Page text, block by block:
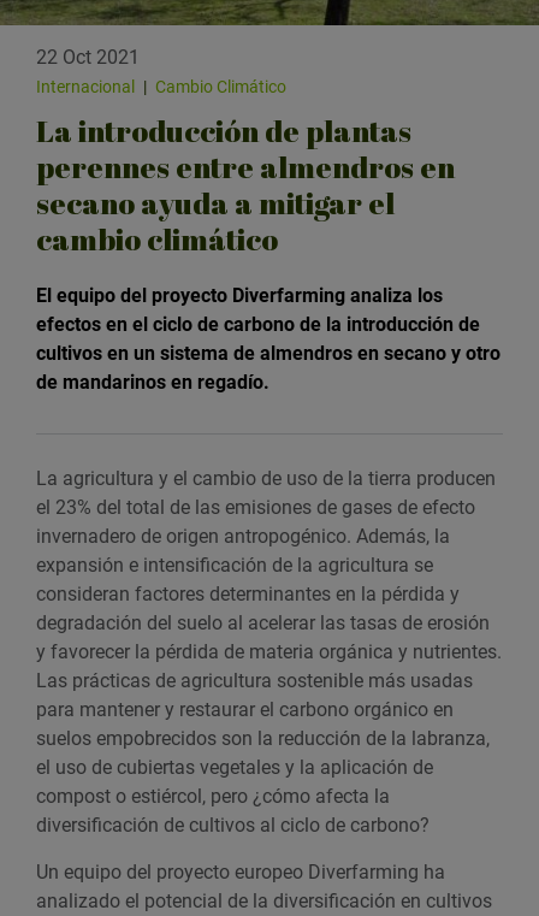
22 Oct 2021
Internacional | Cambio Climático
La introducción de plantas
perennes entre almendros en
secano ayuda a mitigar el
cambio climático
El equipo del proyecto Diverfarming analiza los
efectos en el ciclo de carbono de la introducción de
cultivos en un sistema de almendros en secano y otro
de mandarinos en regadío.
La agricultura y el cambio de uso de la tierra producen
el 23% del total de las emisiones de gases de efecto
invernadero de origen antropogénico. Además, la
expansión e intensificación de la agricultura se
consideran factores determinantes en la pérdida y
degradación del suelo al acelerar las tasas de erosión
y favorecer la pérdida de materia orgánica y nutrientes.
Las prácticas de agricultura sostenible más usadas
para mantener y restaurar el carbono orgánico en
suelos empobrecidos son la reducción de la labranza,
el uso de cubiertas vegetales y la aplicación de
compost o estiércol, pero ¿cómo afecta la
diversificación de cultivos al ciclo de carbono?
Un equipo del proyecto europeo Diverfarming ha
analizado el potencial de la diversificación en cultivos